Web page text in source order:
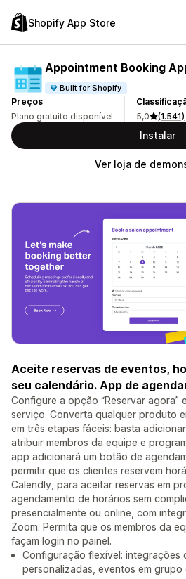
Shopify App Store
Appointment Booking
Built for Shopify
Preços
Plano gratuito disponível
5,0
(1.541)
Instalar
Ver loja de
Aceite reservas de eventos,
seu calendário. App de
Configure a opção “Reservar agora”
serviço. Converta qualquer produto
em três etapas fáceis: basta
atribuir membros da equipe e
app adicionará um botão de
permitir que os clientes reservem
Calendly, para aceitar reservas em
agendamento de horários sem
presencialmente ou online, com
Zoom. Permita que os membros da
façam login no painel.
Configuração flexível: integrações
personalizadas, eventos em grupo